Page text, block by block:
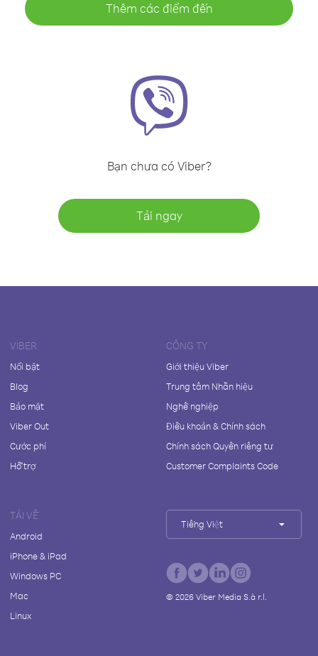
Thêm các điểm đến
Bạn chưa có Viber?
Tải ngay
VIBER
Nổi bật
Blog
Bảo mật
Viber Out
Cước phí
Hỗ trợ
CÔNG TY
Giới thiệu Viber
Trung tâm Nhãn hiệu
Nghề nghiệp
Điều khoản & Chính sách
Chính sách Quyền riêng tư
Customer Complaints Code
TẢI VỀ
Android
iPhone & iPad
Windows PC
Mac
Linux
Tiếng Việt
© 2026Viber Media S.à r.l.